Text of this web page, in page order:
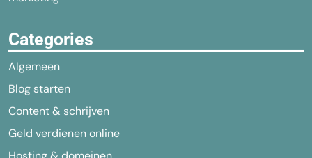
Categories
Algemeen
Blog starten
Content & schrijven
Geld verdienen online